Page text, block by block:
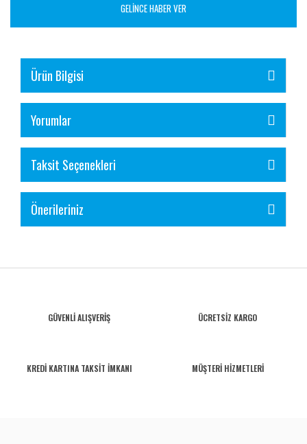
GELİNCE HABER VER
Ürün Bilgisi
Yorumlar
Taksit Seçenekleri
Önerileriniz
GÜVENLİ ALIŞVERİŞ ÜCRETSİZ KARGO
KREDİ KARTINA TAKSİT İMKANI MÜŞTERİ HİZMETLERİ